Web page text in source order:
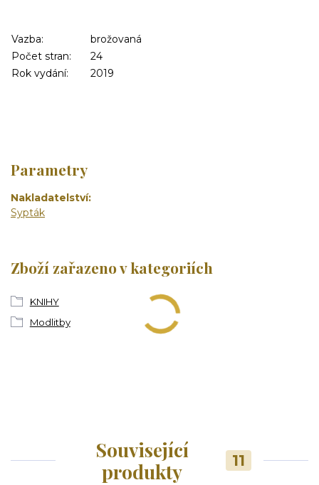
Vazba:
brožovaná
Počet stran:
24
Rok vydání:
2019
Parametry
Nakladatelství
Sypták
Zboží zařazeno v kategoriích
KNIHY
Modlitby
Související
produkty
11